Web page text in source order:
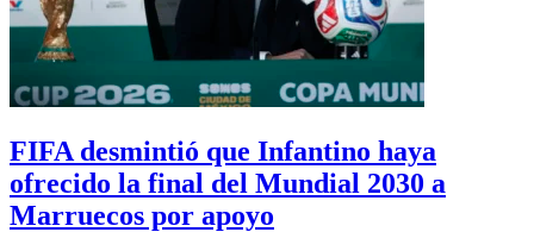
FIFA desmintió que Infantino haya
ofrecido la final del Mundial 2030 a
Marruecos por apoyo